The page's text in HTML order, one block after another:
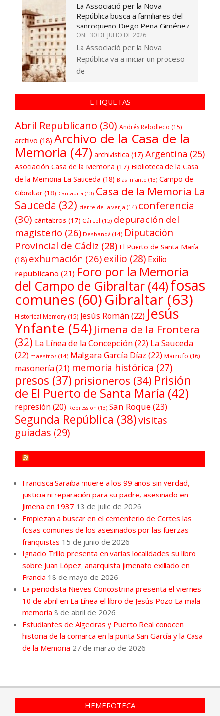
La Associació per la Nova
República busca a familiares del
sanroqueño Diego Peña Giménez
ON: 30 DE JULIO DE 2026
La Associació per la Nova
República va a iniciar un proceso
de
ETIQUETAS
Abril Republicano (30) Andrés Rebolledo (15)
archivo (18) Archivo de la Casa de la
Memoria (47) archivística (17) Argentina (25)
Asociación Casa de la Memoria (17) Biblioteca de la Casa
de la Memoria La Sauceda (18) Blas Infante (13) Campo de
Gibraltar(18) Cantabria (13) Casa de la Memoria La
Sauceda (32) cierre de la verja (14) conferencia
(30) cántabros (17) Cárcel (15) depuración del
magisterio (26) Desbandá (14) Diputación
Provincial de Cádiz (28) El Puerto de Santa María
(18) exhumación (26) exilio (28) Exilio
republicano (21) Foro por la Memoria
del Campo de Gibraltar (44)fosas
comunes (60)Gibraltar(63)
Historical Memory (15) Jesús Román(22) Jesús
Ynfante (54) Jimena de la Frontera
(32) La Línea de la Concepción(22) La Sauceda
(22) maestros (14) Malgara García Díaz (22) Marrufo (16)
masonería (21) memoria histórica (27)
presos (37) prisioneros (34) Prisión
de El Puerto de Santa María (42)
represión (20) Repression (13) San Roque(23)
Segunda República (38)visitas
guiadas (29)
Francisca Saraiba muere a los 99 años sin verdad,
justicia ni reparación para su padre, asesinado en
Jimena en 1937 13 de julio de 2026
Empiezan a buscar en el cementerio de Cortes las
fosas comunes de los asesinados por las fuerzas
franquistas 15 de junio de 2026
Ignacio Trillo presenta en varias localidades su libro
sobre Juan López, anarquista jimenato exiliado en
Francia 18 de mayo de 2026
La periodista Nieves Concostrina presenta el viernes
10 de abril en La Línea el libro de Jesús Pozo La mala
memoria 8 de abril de 2026
Estudiantes de Algeciras y Puerto Real conocen
historia de la comarca en la punta San García y la Casa
de la Memoria 27 de marzo de 2026
HEMEROTECA